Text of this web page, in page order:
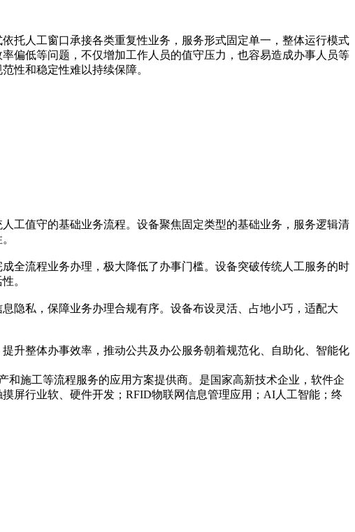
人工窗口承接各类重复性业务，服务形式固定单一，整体运行模式
偏低等问题，不仅增加工作人员的值守压力，也容易造成办事人员等
性和稳定性难以持续保障。
值守的基础业务流程。设备聚焦固定类型的基础业务，服务逻辑清
流程业务办理，极大降低了办事门槛。设备突破传统人工服务的时
。
私，保障业务办理合规有序。设备布设灵活、占地小巧，适配大
整体办事效率，推动公共及办公服务朝着规范化、自助化、智能化
施工等流程服务的应用方案提供商。是国家高新技术企业，软件企
屏行业软、硬件开发；RFID物联网信息管理应用；AI人工智能；终